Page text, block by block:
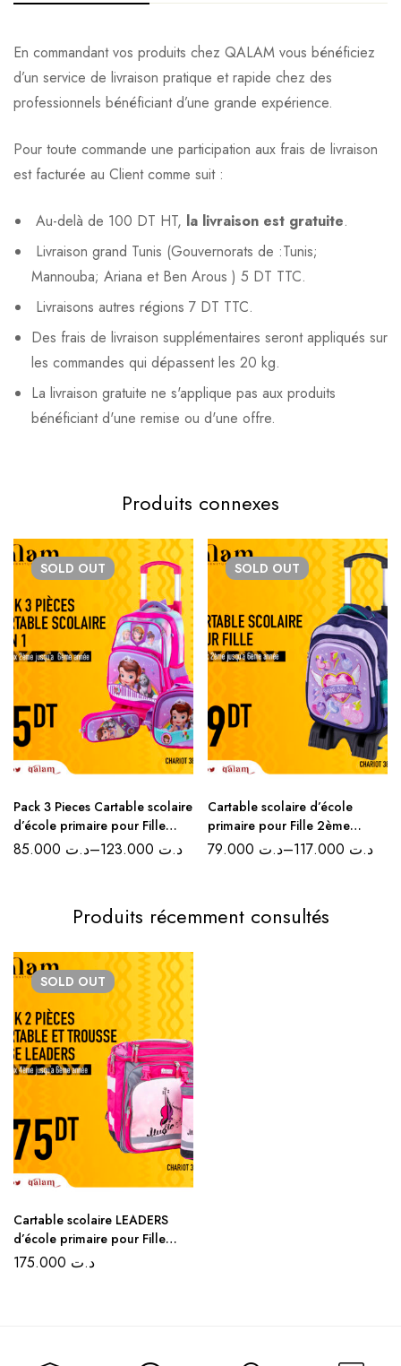
En commandant vos produits chez QALAM vous bénéficiez
d’un service de livraison pratique et rapide chez des
professionnels bénéficiant d’une grande expérience.
Pour toute commande une participation aux frais de livraison
est facturée au Client comme suit :
Au-delà de 100 DT HT, la livraison est gratuite.
Livraison grand Tunis (Gouvernorats de :Tunis;
Mannouba; Ariana et Ben Arous ) 5 DT TTC.
Livraisons autres régions 7 DT TTC.
Des frais de livraison supplémentaires seront appliqués sur
les commandes qui dépassent les 20 kg.
La livraison gratuite ne s'applique pas aux produits
bénéficiant d'une remise ou d'une offre.
Produits connexes
SOLD OUT
Pack 3 Pieces Cartable scolaire
d’école primaire pour Fille
2ème jusqu’au 6ème
د.ت– د.ت
SOLD OUT
Cartable scolaire d’école
primaire pour Fille 2ème
jusqu’au 6ème
د.ت– د.ت
Produits récemment consultés
SOLD OUT
Cartable scolaire LEADERS
d’école primaire pour Fille
3ème jusqu’au 6ème
د.ت